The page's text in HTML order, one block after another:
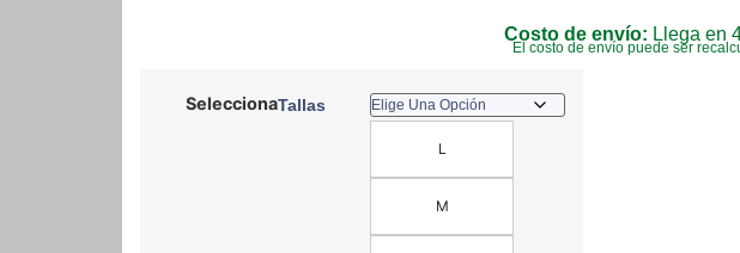
Costo de envío: Llega en
El costo de envío puede ser
Tallas
L
M